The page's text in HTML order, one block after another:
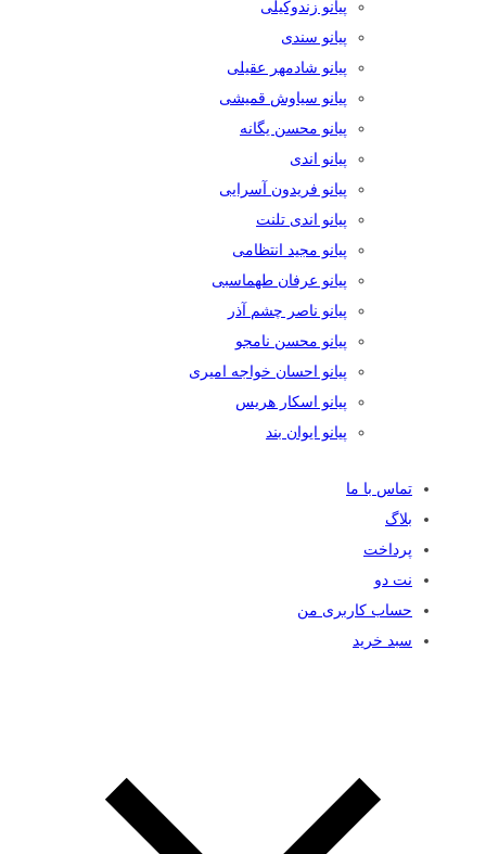
پیانو زندوکیلی
پیانو سندی
پیانو شادمهر عقیلی
پیانو سیاوش قمیشی
پیانو محسن یگانه
پیانو اندی
پیانو فریدون آسرایی
پیانو اندی تلنت
پیانو مجید انتظامی
پیانو عرفان طهماسبی
پیانو ناصر چشم آذر
پیانو محسن نامجو
پیانو احسان خواجه امیری
پیانو اسکار هریس
پیانو ایوان بند
تماس با ما
بلاگ
پرداخت
نت دو
حساب کاربری من
سبد خرید